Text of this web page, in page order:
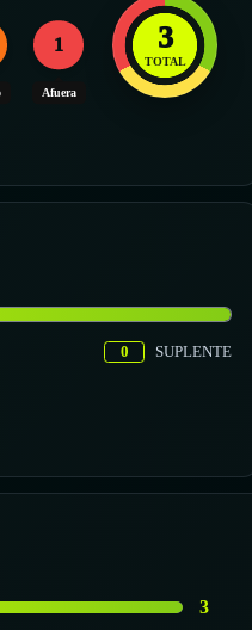
1
Afuera
3
TOTAL
0 SUPLENTE
3